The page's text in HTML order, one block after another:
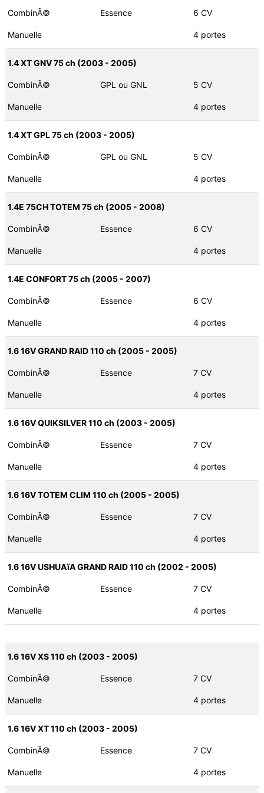
CombinÃ© Essence 6 CV
Manuelle 4 portes
1.4 XT GNV 75 ch (2003 - 2005)
CombinÃ© GPL ou GNL 5 CV
Manuelle 4 portes
1.4 XT GPL 75 ch (2003 - 2005)
CombinÃ© GPL ou GNL 5 CV
Manuelle 4 portes
1.4E 75CH TOTEM 75 ch (2005 - 2008)
CombinÃ© Essence 6 CV
Manuelle 4 portes
1.4E CONFORT 75 ch (2005 - 2007)
CombinÃ© Essence 6 CV
Manuelle 4 portes
1.6 16V GRAND RAID 110 ch (2005 - 2005)
CombinÃ© Essence 7 CV
Manuelle 4 portes
1.6 16V QUIKSILVER 110 ch (2003 - 2005)
CombinÃ© Essence 7 CV
Manuelle 4 portes
1.6 16V TOTEM CLIM 110 ch (2005 - 2005)
CombinÃ© Essence 7 CV
Manuelle 4 portes
1.6 16V USHUAïA GRAND RAID 110 ch (2002 - 2005)
CombinÃ© Essence 7 CV
Manuelle 4 portes
1.6 16V XS 110 ch (2003 - 2005)
CombinÃ© Essence 7 CV
Manuelle 4 portes
1.6 16V XT 110 ch (2003 - 2005)
CombinÃ© Essence 7 CV
Manuelle 4 portes